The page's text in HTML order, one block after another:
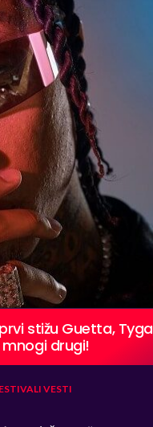
stižu Guetta,
drugi!
VESTI